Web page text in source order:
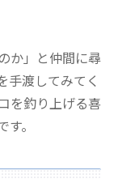
か」と仲間に尋
手渡してみてく
を釣り上げる喜
。